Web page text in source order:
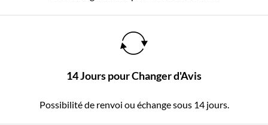
14 Jours pour Changer d'Avis
Possibilité de renvoi ou échange sous 14 jours.